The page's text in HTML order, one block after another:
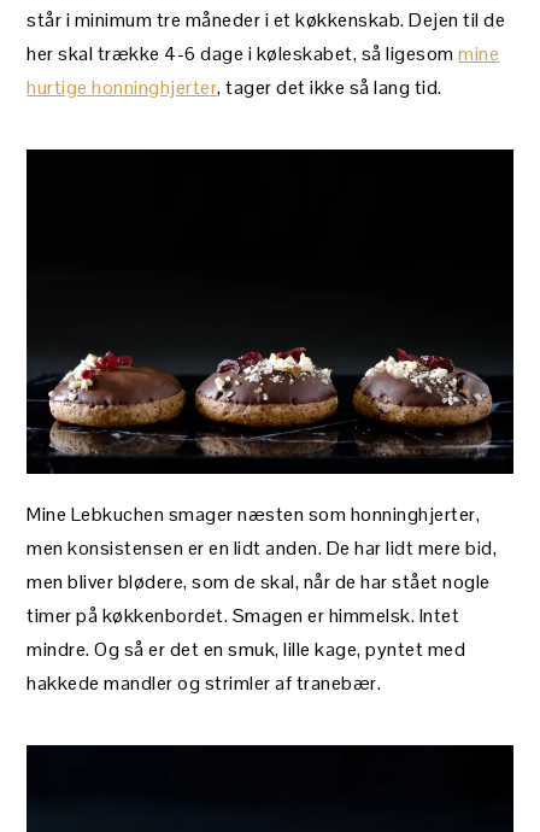
står i minimum tre måneder i et køkkenskab. Dejen til de
her skal trække 4-6 dage i køleskabet, så ligesommine
hurtige honninghjerter, tager det ikke så lang tid.
Mine Lebkuchen smager næsten som honninghjerter,
men konsistensen er en lidt anden. De har lidt mere bid,
men bliver blødere, som de skal, når de har stået nogle
timer på køkkenbordet. Smagen er himmelsk. Intet
mindre. Og så er det en smuk, lille kage, pyntet med
hakkede mandler og strimler af tranebær.